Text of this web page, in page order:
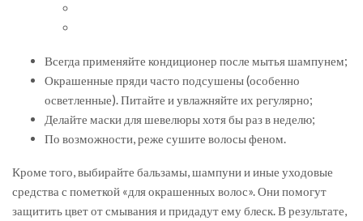
Всегда применяйте кондиционер после мытья шампунем;
Окрашенные пряди часто подсушены (особенно
осветленные). Питайте и увлажняйте их регулярно;
Делайте маски для шевелюры хотя бы раз в неделю;
По возможности, реже сушите волосы феном.
Кроме того, выбирайте бальзамы, шампуни и иные уходовые
средства с пометкой «для окрашенных волос». Они помогут
защитить цвет от смывания и придадут ему блеск. В результате,